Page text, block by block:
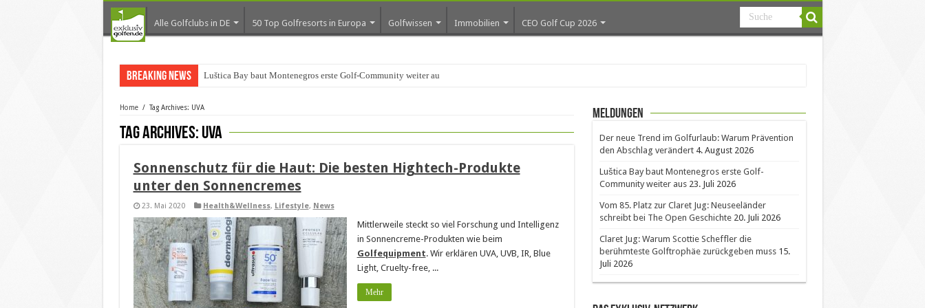
Alle Golfclubs in DE 50 Top Golfresorts in Europa Golfwissen Immobilien CEO Golf Cup 2026
Breaking News Luštica Bay baut Montenegros erste Golf-Community weiter aus
Home / Tag Archives: UVA
Tag Archives: UVA
Sonnenschutz für die Haut: Die besten Hightech-Produkte
unter den Sonnencremes
23. Mai 2020 Health&Wellness, Lifestyle, News
Mittlerweile steckt so viel Forschung und Intelligenz
in Sonnencreme-Produkten wie beim
Golfequipment. Wir erklären UVA, UVB, IR, Blue
Light, Cruelty-free, ...
Mehr
Meldungen
Der neue Trend im Golfurlaub: Warum Prävention
den Abschlag verändert 4. August 2026
Luštica Bay baut Montenegros erste Golf-
Community weiter aus 23. Juli 2026
Vom 85. Platz zur Claret Jug: Neuseeländer
schreibt bei The Open Geschichte 20. Juli 2026
Claret Jug: Warum Scottie Scheffler die
berühmteste Golftrophäe zurückgeben muss 15.
Juli 2026